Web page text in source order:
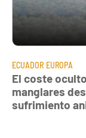
ECUADOR EUROPA
El coste
manglares
sufrimiento